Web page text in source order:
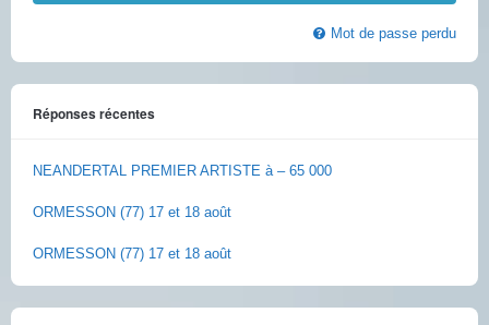
Mot de passe perdu
Réponses récentes
NEANDERTAL PREMIER ARTISTE à – 65 000
ORMESSON (77) 17 et 18 août
ORMESSON (77) 17 et 18 août